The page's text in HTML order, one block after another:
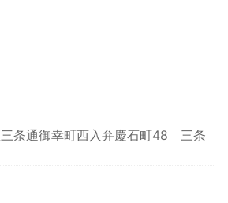
条通御幸町西入弁慶石町48 三条